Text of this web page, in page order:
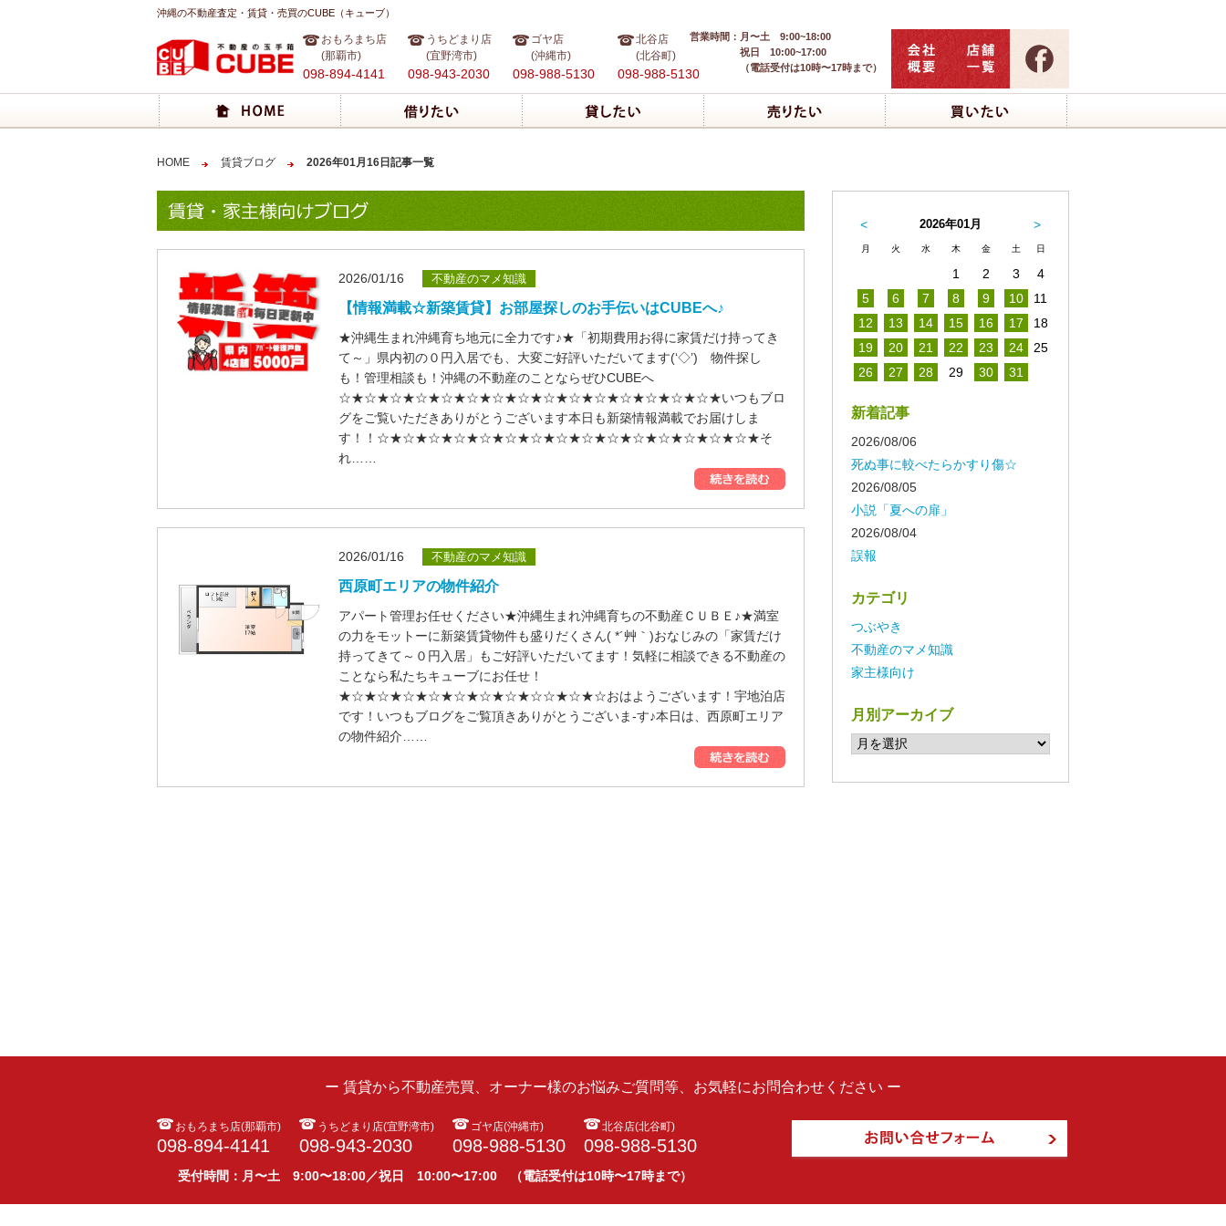
沖縄の不動産査定・賃貸・売買のCUBE（キューブ）
おもろまち店
(那覇市)
098-894-4141
うちどまり店
(宜野湾市)
098-943-2030
ゴヤ店
(沖縄市)
098-988-5130
北谷店
(北谷町)
098-988-5130
営業時間： 月〜土 9:00~18:00
祝日 10:00~17:00
（電話受付は10時〜17時まで）
HOME 賃貸ブログ 2026年01月16日記事一覧
2026/01/16 不動産のマメ知識
【情報満載☆新築賃貸】お部屋探しのお手伝いはCUBEへ♪
★沖縄生まれ沖縄育ち地元に全力です♪★「初期費用お得に家賃だけ持ってき
て～」県内初の０円入居でも、大変ご好評いただいてます(‘◇’)ゞ物件探し
も！管理相談も！沖縄の不動産のことならぜひCUBEへ
☆★☆★☆★☆★☆★☆★☆★☆★☆★☆★☆★☆★☆★☆★☆★いつもブロ
グをご覧いただきありがとうございます本日も新築情報満載でお届けしま
す！！☆★☆★☆★☆★☆★☆★☆★☆★☆★☆★☆★☆★☆★☆★☆★そ
れ……
2026/01/16 不動産のマメ知識
西原町エリアの物件紹介
アパート管理お任せください★沖縄生まれ沖縄育ちの不動産ＣＵＢＥ♪★満室
の力をモットーに新築賃貸物件も盛りだくさん( *´艸｀)おなじみの「家賃だけ
持ってきて～０円入居」もご好評いただいてます！気軽に相談できる不動産の
ことなら私たちキューブにお任せ！
★☆★☆★☆★☆★☆★☆★☆★☆☆★☆★☆おはようございます！宇地泊店
です！いつもブログをご覧頂きありがとうございま-す♪本日は、西原町エリア
の物件紹介……
2026年01月
月 火 水 木 金 土 日
1 2 3
4
5
6 7 8 9 10
11
12
13 14 15 16 17
18
19
20 21 22 23 24
25
26
27 28 29 30 31
< >
新着記事
2026/08/06
死ぬ事に較べたらかすり傷☆
2026/08/05
小説「夏への扉」
2026/08/04
誤報
カテゴリ
つぶやき
不動産のマメ知識
家主様向け
月別アーカイブ
ー 賃貸から不動産売買、オーナー様のお悩みご質問等、お気軽にお問合わせください ー
おもろまち店(那覇市)
098-894-4141
うちどまり店(宜野湾市)
098-943-2030
ゴヤ店(沖縄市)
098-988-5130
北谷店(北谷町)
098-988-5130
受付時間：月〜土 9:00〜18:00／祝日 10:00〜17:00 （電話受付は10時〜17時まで）